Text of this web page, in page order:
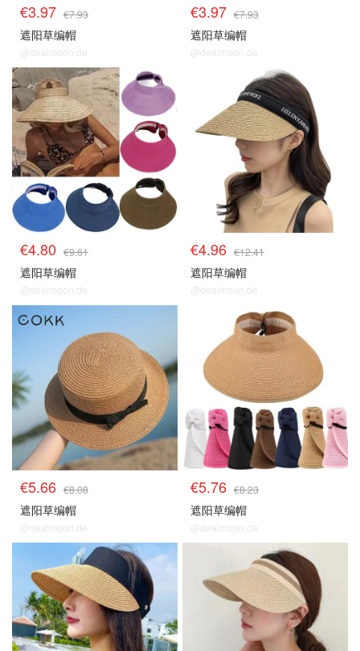
€3.97 €7.93
遮阳草编帽
@dealmoon.de
€3.97 €7.93
遮阳草编帽
@dealmoon.de
€4.80 €9.61
遮阳草编帽
@dealmoon.de
€4.96 €12.41
遮阳草编帽
@dealmoon.de
€5.66 €8.08
遮阳草编帽
@dealmoon.de
€5.76 €8.23
遮阳草编帽
@dealmoon.de